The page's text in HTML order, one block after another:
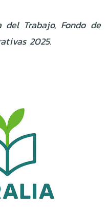
Trabajo, Fondo de
2025.